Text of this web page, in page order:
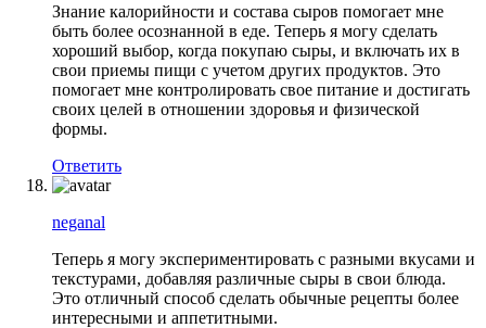
Знание калорийности и состава сыров помогает мне
быть более осознанной в еде. Теперь я могу сделать
хороший выбор, когда покупаю сыры, и включать их в
свои приемы пищи с учетом других продуктов. Это
помогает мне контролировать свое питание и достигать
своих целей в отношении здоровья и физической
формы.
Ответить
neganal
Теперь я могу экспериментировать с разными вкусами и
текстурами, добавляя различные сыры в свои блюда.
Это отличный способ сделать обычные рецепты более
интересными и аппетитными.